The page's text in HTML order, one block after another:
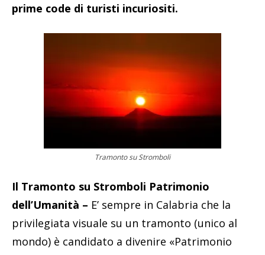
prime code di turisti incuriositi.
Tramonto su Stromboli
Il Tramonto su Stromboli Patrimonio
dell’Umanità – E’ sempre in Calabria che la
privilegiata visuale su un tramonto (unico al
mondo) è candidato a divenire «Patrimonio